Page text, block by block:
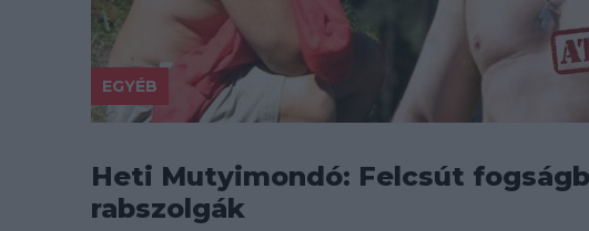
EGYÉB
Heti Mutyimondó: Felcsút
rabszolgák